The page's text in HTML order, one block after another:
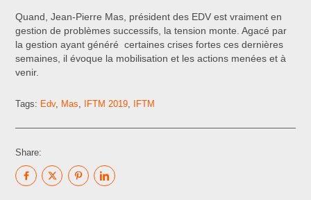
Quand, Jean-Pierre Mas, président des EDV est vraiment en
gestion de problèmes successifs, la tension monte. Agacé par
la gestion ayant généré certaines crises fortes ces dernières
semaines, il évoque la mobilisation et les actions menées et à
venir.
Tags: Edv, Mas IFTM 2019 IFTM
Share: